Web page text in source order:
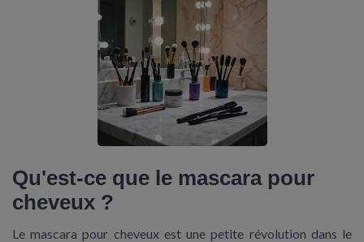
Qu'est-ce que le mascara pour
cheveux ?
Lemascara pour cheveuxest une petite révolution dans le